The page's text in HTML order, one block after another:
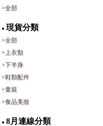
>全部
● 現貨分類
>全部
>上衣類
>下半身
>鞋類配件
>童裝
>食品美妝
● 8月連線分類